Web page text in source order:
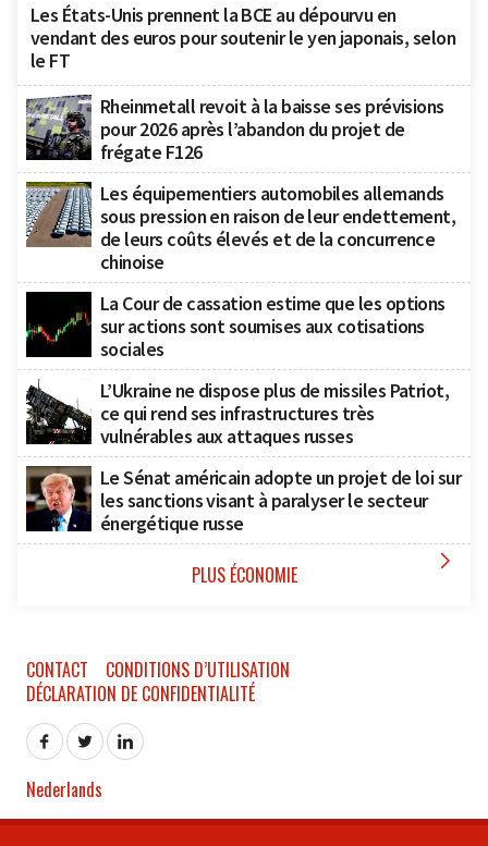
Les États-Unis prennent la BCE au dépourvu en
vendant des euros pour soutenir le yen japonais, selon
le FT
Rheinmetall revoit à la baisse ses prévisions
pour 2026 après l’abandon du projet de
frégate F126
Les équipementiers automobiles allemands
sous pression en raison de leur endettement,
de leurs coûts élevés et de la concurrence
chinoise
La Cour de cassation estime que les options
sur actions sont soumises aux cotisations
sociales
L’Ukraine ne dispose plus de missiles Patriot,
ce qui rend ses infrastructures très
vulnérables aux attaques russes
Le Sénat américain adopte un projet de loi sur
les sanctions visant à paralyser le secteur
énergétique russe
PLUS ÉCONOMIE 
CONTACT
CONDITIONS D’UTILISATION
DÉCLARATION DE CONFIDENTIALITÉ
Nederlands